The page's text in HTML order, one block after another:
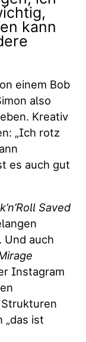
kann
einem Bob
also
Kreativ
„Ich rotz
es auch gut
Saved
Und auch
Instagram
„das ist